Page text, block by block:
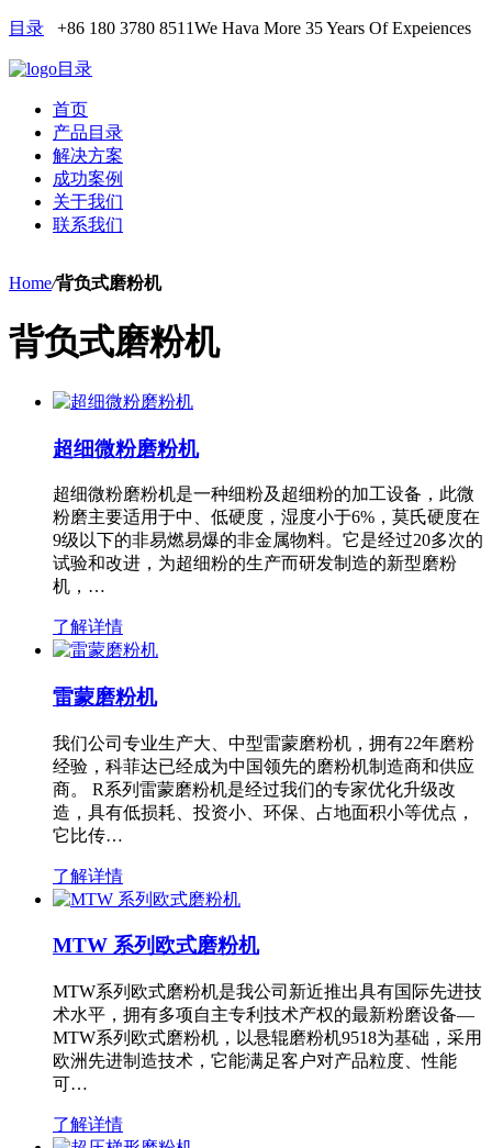
目录 +86 180 3780 8511We Hava More 35 Years Of Expeiences
目录
首页
产品目录
解决方案
成功案例
关于我们
联系我们
Home/背负式磨粉机
背负式磨粉机
超细微粉磨粉机
超细微粉磨粉机是一种细粉及超细粉的加工设备，此微
粉磨主要适用于中、低硬度，湿度小于6%，莫氏硬度在
9级以下的非易燃易爆的非金属物料。它是经过20多次的
试验和改进，为超细粉的生产而研发制造的新型磨粉
机，…
了解详情
雷蒙磨粉机
我们公司专业生产大、中型雷蒙磨粉机，拥有22年磨粉
经验，科菲达已经成为中国领先的磨粉机制造商和供应
商。 R系列雷蒙磨粉机是经过我们的专家优化升级改
造，具有低损耗、投资小、环保、占地面积小等优点，
它比传…
了解详情
MTW 系列欧式磨粉机
MTW系列欧式磨粉机是我公司新近推出具有国际先进技
术水平，拥有多项自主专利技术产权的最新粉磨设备—
MTW系列欧式磨粉机，以悬辊磨粉机9518为基础，采用
欧洲先进制造技术，它能满足客户对产品粒度、性能
可…
了解详情